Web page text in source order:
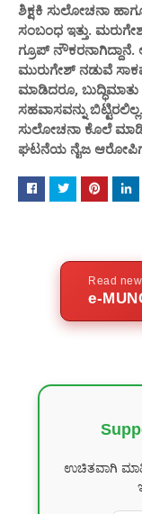
ಶಿಕ್ಷಕಿ ಸುಲೋಚನಾ
ಸಂಬಂಧ ಇತ್ತು‌.
ಗ್ರೂಪ್
ಮುರುಗೇಶ್ ನಡುವೆ
ಮಾಡಿದರೂ,
ಸಹವಾಸವನ್ನು
ಸುಲೋಚನಾ ಕೊಲೆ
ಘಟನೆಯ ನೈಜ
Read
e-
ಉಚಿತವಾಗಿ